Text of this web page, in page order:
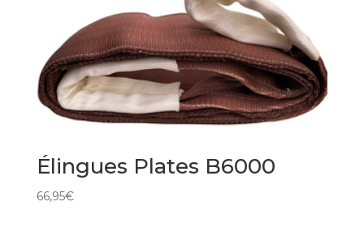
Élingues Plates B6000
66,95€